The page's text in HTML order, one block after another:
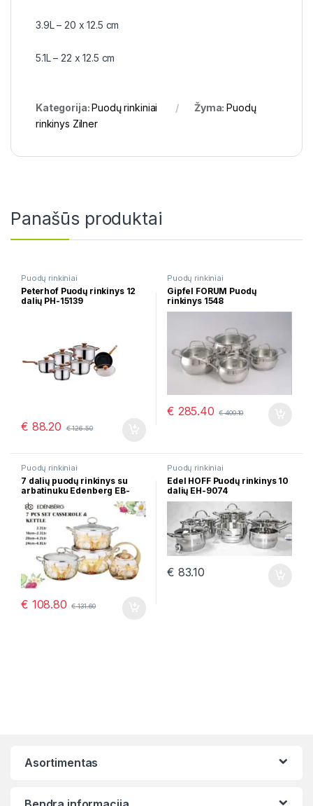
3.9L – 20 x 12.5 cm
5.1L – 22 x 12.5 cm
Kategorija:Puodų rinkiniai Žyma:Puodų
rinkinys Zilner
Panašūs produktai
Puodų rinkiniai
Peterhof Puodų rinkinys 12
dalių PH-15139
€ 88.20 €126.50
Puodų rinkiniai
Gipfel FORUM Puodų
rinkinys 1548
€ 285.40 €400.10
Puodų rinkiniai
7 dalių puodų rinkinys su
arbatinuku Edenberg EB-
1839
€ 108.80 €131.60
Puodų rinkiniai
Edel HOFF Puodų rinkinys 10
dalių EH-9074
€ 83.10
Asortimentas